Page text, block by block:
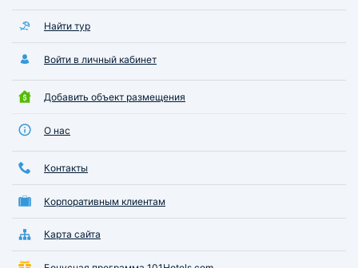
Найти тур
Войти в личный кабинет
Добавить объект размещения
О нас
Контакты
Корпоративным клиентам
Карта сайта